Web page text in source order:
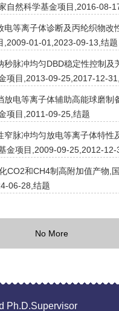
自然科学基金项目,2016-08-
等离子体诊断及丙纶织物改
,2009-01-01,2023-09-13,结题
秒脉冲均匀DBD稳定性控制及
项目,2013-09-25,2017-12-
放电等离子体辅助高能球磨制
项目,2011-09-25,结题
窄脉冲均匀放电等离子体特性
金项目,2009-09-25,2012-12-
CO2和CH4制高附加值产物,
06-28,结题
No More
Ph.D.Supervisor